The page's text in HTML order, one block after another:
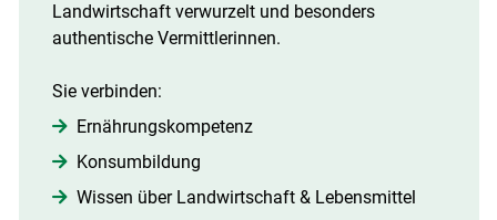
Landwirtschaft verwurzelt und besonders
authentische Vermittlerinnen.
Sie verbinden:
Ernährungskompetenz
Konsumbildung
Wissen über Landwirtschaft & Lebensmittel